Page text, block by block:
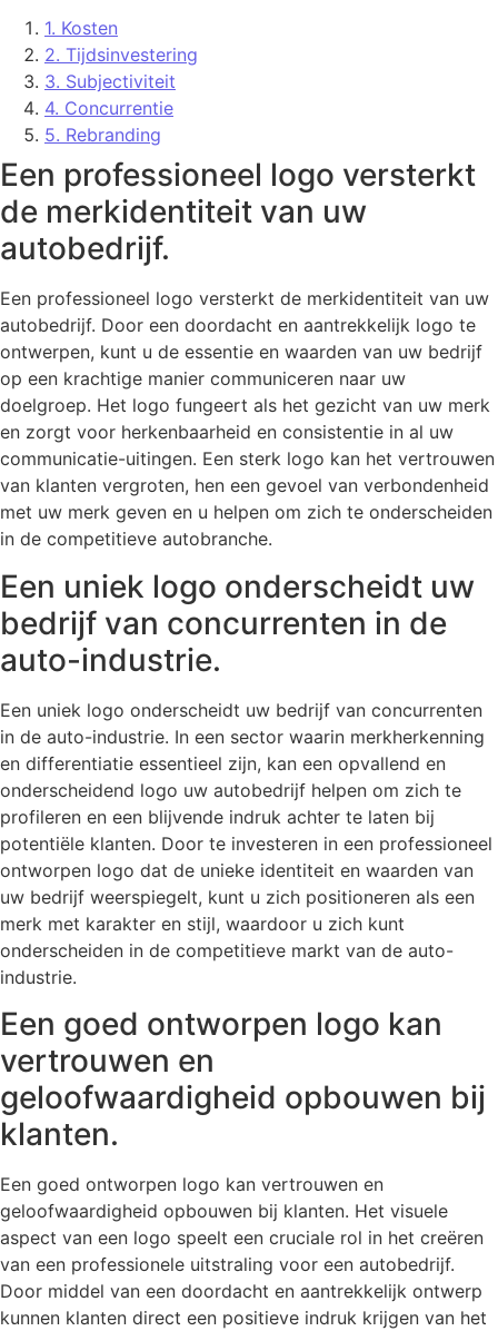
1. Kosten
2. Tijdsinvestering
3. Subjectiviteit
4. Concurrentie
5. Rebranding
Een professioneel logo versterkt
de merkidentiteit van uw
autobedrijf.
Een professioneel logo versterkt de merkidentiteit van uw
autobedrijf. Door een doordacht en aantrekkelijk logo te
ontwerpen, kunt u de essentie en waarden van uw bedrijf
op een krachtige manier communiceren naar uw
doelgroep. Het logo fungeert als het gezicht van uw merk
en zorgt voor herkenbaarheid en consistentie in al uw
communicatie-uitingen. Een sterk logo kan het vertrouwen
van klanten vergroten, hen een gevoel van verbondenheid
met uw merk geven en u helpen om zich te onderscheiden
in de competitieve autobranche.
Een uniek logo onderscheidt uw
bedrijf van concurrenten in de
auto-industrie.
Een uniek logo onderscheidt uw bedrijf van concurrenten
in de auto-industrie. In een sector waarin merkherkenning
en differentiatie essentieel zijn, kan een opvallend en
onderscheidend logo uw autobedrijf helpen om zich te
profileren en een blijvende indruk achter te laten bij
potentiële klanten. Door te investeren in een professioneel
ontworpen logo dat de unieke identiteit en waarden van
uw bedrijf weerspiegelt, kunt u zich positioneren als een
merk met karakter en stijl, waardoor u zich kunt
onderscheiden in de competitieve markt van de auto-
industrie.
Een goed ontworpen logo kan
vertrouwen en
geloofwaardigheid opbouwen bij
klanten.
Een goed ontworpen logo kan vertrouwen en
geloofwaardigheid opbouwen bij klanten. Het visuele
aspect van een logo speelt een cruciale rol in het creëren
van een professionele uitstraling voor een autobedrijf.
Door middel van een doordacht en aantrekkelijk ontwerp
kunnen klanten direct een positieve indruk krijgen van het